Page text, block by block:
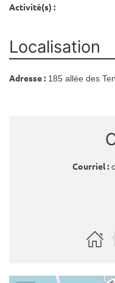
Activité(s) :
Localisation
Adresse : 185 allée des
Courriel :